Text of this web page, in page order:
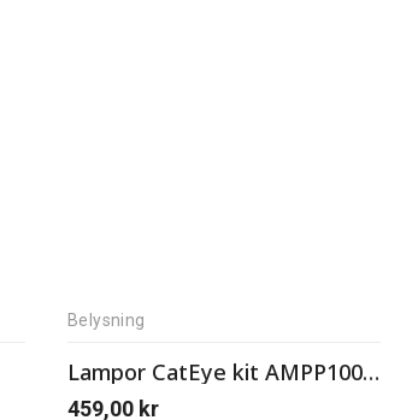
Belysning
Lampor CatEye kit AMPP100 och ORB
459,00 kr